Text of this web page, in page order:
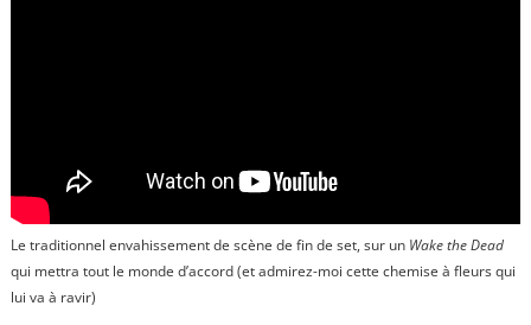
Le traditionnel envahissement de scène de fin de set, sur un Wake the Dead
qui mettra tout le monde d’accord (et admirez-moi cette chemise à fleurs qui
lui va à ravir)